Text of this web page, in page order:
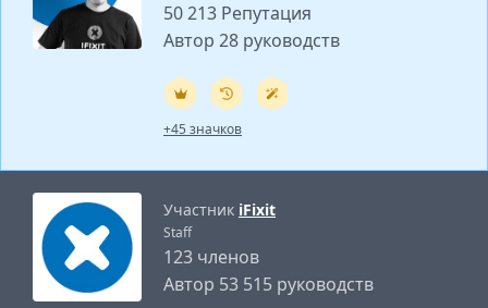
50 213 Репутация
Автор 28 руководств
+45 значков
Участник iFixit
Staff
123 членов
Автор 53 515 руководств